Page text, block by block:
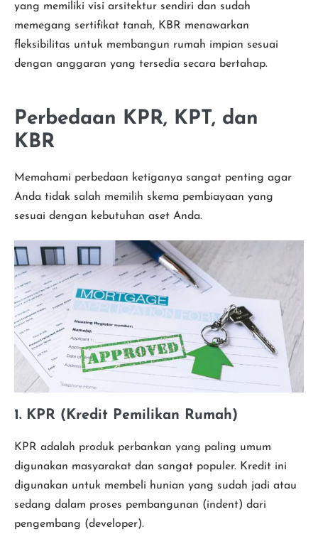
yang memiliki visi arsitektur sendiri dan sudah
memegang sertifikat tanah, KBR menawarkan
fleksibilitas untuk membangun rumah impian sesuai
dengan anggaran yang tersedia secara bertahap.
Perbedaan KPR, KPT, dan
KBR
Memahami perbedaan ketiganya sangat penting agar
Anda tidak salah memilih skema pembiayaan yang
sesuai dengan kebutuhan aset Anda.
1. KPR (Kredit Pemilikan Rumah)
KPR adalah produk perbankan yang paling umum
digunakan masyarakat dan sangat populer. Kredit ini
digunakan untuk membeli hunian yang sudah jadi atau
sedang dalam proses pembangunan (indent) dari
pengembang (developer).